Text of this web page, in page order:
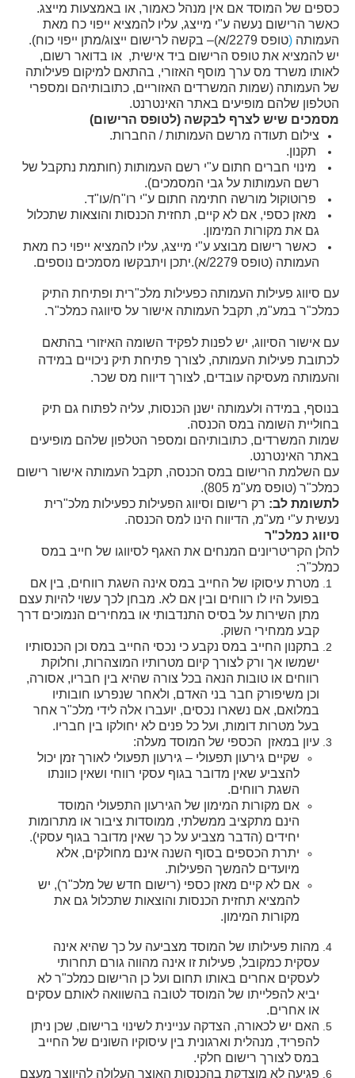
כספים של המוסד אם אין מנהל כאמור, או באמצעות מייצג.
כאשר הרישום נעשה ע"י מייצג, עליו להמציא ייפוי כח מאת
העמותה (טופס 2279/א)– בקשה לרישום ייצוג/מתן ייפוי כוח).
יש להמציא את טופס הרישום ביד אישית, או בדואר רשום,
לאותו משרד מס ערך מוסף האזורי, בהתאם למיקום פעילותה
של העמותה (שמות המשרדים האזוריים, כתובותיהם ומספרי
הטלפון שלהם מופיעים באתר האינטרנט.
מסמכים שיש לצרף לבקשה (לטופס הרישום)
צילום תעודה מרשם העמותות / החברות.
תקנון.
מינוי חברים חתום ע"י רשם העמותות (חותמת נתקבל של
רשם העמותות על גבי המסמכים).
פרוטוקול מורשה חתימה חתום ע"י רו"ח/עו"ד.
מאזן כספי, אם לא קיים, תחזית הכנסות והוצאות שתכלול
גם את מקורות המימון.
כאשר רישום מבוצע ע"י מייצג, עליו להמציא ייפוי כח מאת
העמותה (טופס 2279/א).יתכן ויתבקשו מסמכים נוספים.
עם סיווג פעילות העמותה כפעילות מלכ"רית ופתיחת התיק
כמלכ"ר במע"מ, תקבל העמותה אישור על סיווגה כמלכ"ר.
עם אישור הסיווג, יש לפנות לפקיד השומה האיזורי בהתאם
לכתובת פעילות העמותה, לצורך פתיחת תיק ניכויים במידה
והעמותה מעסיקה עובדים, לצורך דיווח מס שכר.
בנוסף, במידה ולעמותה ישנן הכנסות, עליה לפתוח גם תיק
בחוליית השומה במס הכנסה.
שמות המשרדים, כתובותיהם ומספר הטלפון שלהם מופיעים
באתר האינטרנט.
עם השלמת הרישום במס הכנסה, תקבל העמותה אישור רישום
כמלכ"ר (טופס מע"מ 805).
לתשומת לב: רק רישום וסיווג הפעילות כפעילות מלכ"רית
נעשית ע"י מע"מ, הדיווח הינו למס הכנסה.
סיווג כמלכ"ר
להלן הקריטריונים המנחים את האגף לסיווגו של חייב במס
כמלכ"ר:
מטרת עיסוקו של החייב במס אינה השגת רווחים, בין אם
בפועל היו לו רווחים ובין אם לא. מבחן לכך עשוי להיות עצם
מתן השירות על בסיס התנדבותי או במחירים הנמוכים דרך
קבע ממחירי השוק.
בתקנון החייב במס נקבע כי נכסי החייב במס וכן הכנסותיו
ישמשו אך ורק לצורך קיום מטרותיו המוצהרות, וחלוקת
רווחים או טובות הנאה בכל צורה שהיא בין חבריו, אסורה,
וכן משיפורק חבר בני האדם, ולאחר שנפרעו חובותיו
במלואם, אם נשארו נכסים, יועברו אלה לידי מלכ"ר אחר
בעל מטרות דומות, ועל כל פנים לא יחולקו בין חבריו.
עיון במאזן הכספי של המוסד מעלה:
שקיים גירעון תפעולי – גירעון תפעולי לאורך זמן יכול
להצביע שאין מדובר בגוף עסקי רווחי ושאין כוונתו
השגת רווחים.
אם מקורות המימון של הגירעון התפעולי המוסד
הינם מתקציב ממשלתי, ממוסדות ציבור או מתרומות
יחידים (הדבר מצביע על כך שאין מדובר בגוף עסקי).
יתרת הכספים בסוף השנה אינם מחולקים, אלא
מיועדים להמשך הפעילות.
אם לא קיים מאזן כספי (רישום חדש של מלכ"ר), יש
להמציא תחזית הכנסות והוצאות שתכלול גם את
מקורות המימון.
מהות פעילותו של המוסד מצביעה על כך שהיא אינה
עסקית כמקובל, פעילות זו אינה מהווה גורם תחרותי
לעסקים אחרים באותו תחום ועל כן הרישום כמלכ"ר לא
יביא להפלייתו של המוסד לטובה בהשוואה לאותם עסקים
או אחרים.
האם יש לכאורה, הצדקה עניינית לשינוי ברישום, שכן ניתן
להפריד, מנהלית וארגונית בין עיסוקיו השונים של החייב
במס לצורך רישום חלקי.
פגיעה לא מוצדקת בהכנסות האוצר העלולה להיווצר מעצם